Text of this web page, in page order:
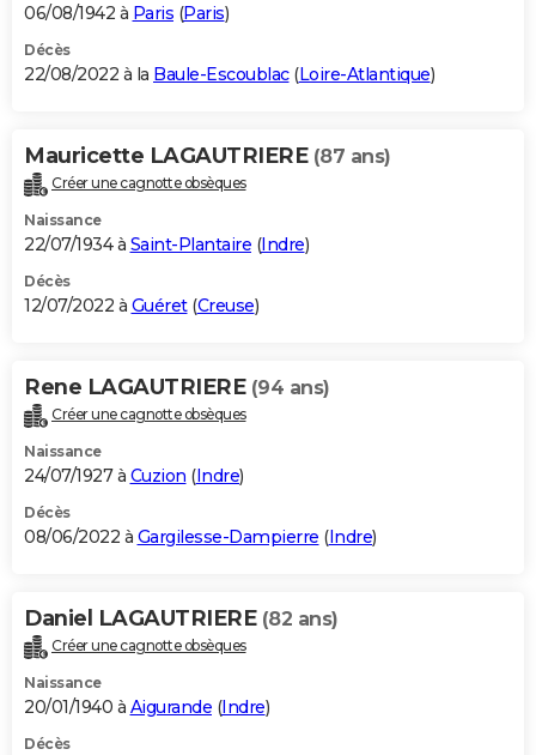
06/08/1942 à Paris (Paris)
Décès
22/08/2022 à la Baule-Escoublac(Loire-Atlantique)
Mauricette LAGAUTRIERE (87 ans)
Créer une cagnotte obsèques
Naissance
22/07/1934 à Saint-Plantaire (Indre)
Décès
12/07/2022 à Guéret(Creuse)
Rene LAGAUTRIERE (94 ans)
Créer une cagnotte obsèques
Naissance
24/07/1927 à Cuzion (Indre)
Décès
08/06/2022 à Gargilesse-Dampierre (Indre)
Daniel LAGAUTRIERE (82 ans)
Créer une cagnotte obsèques
Naissance
20/01/1940 à Aigurande (Indre)
Décès